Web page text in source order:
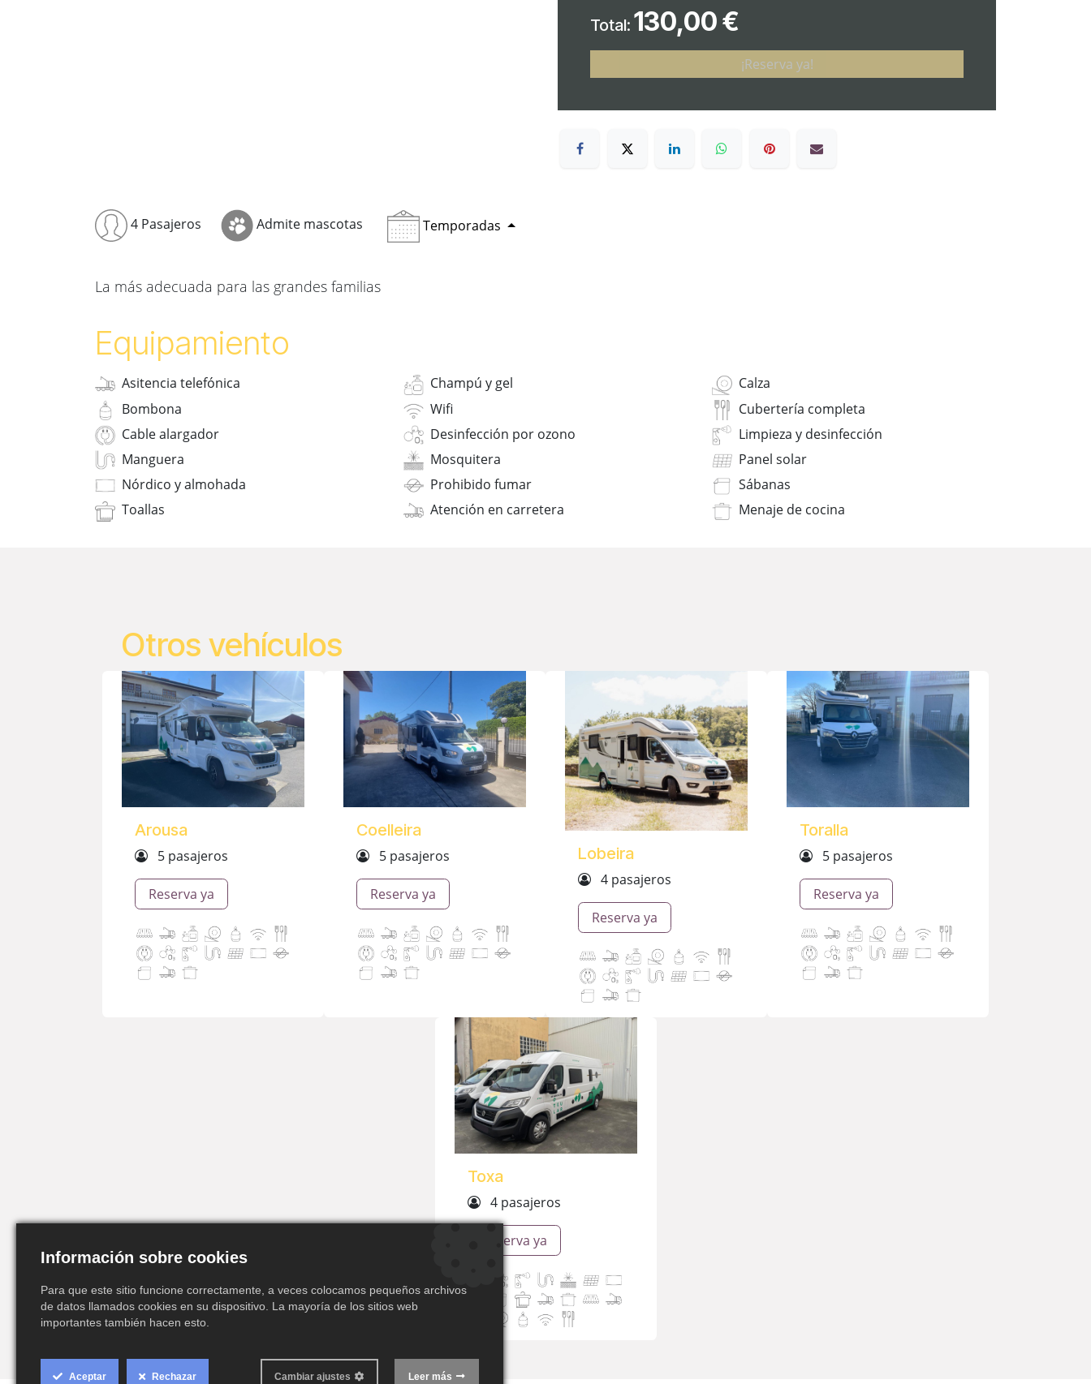
Total: 130,00€
¡Reserva ya!
4 Pasajeros Admite mascotas Temporadas
La más adecuada para las grandes familias
Equipamiento
Asitencia telefónica Champú y gel
Calza
Bombona
Wifi
Cubertería completa
Cable alargador
Desinfección por ozono
Limpieza y desinfección
Manguera
Mosquitera
Panel solar
Nórdico y almohada
Prohibido fumar
Sábanas
Toallas
Atención en carretera Menaje de cocina
Otros vehículos
Arousa
5 pasajeros
Reserva ya
Coelleira
5 pasajeros
Reserva ya
Lobeira
4 pasajeros
Reserva ya
Toralla
5 pasajeros
Reserva ya
Toxa
4 pasajeros
Reserva ya
Cookie
Información sobre cookies
Para que este sitio funcione correctamente, a veces colocamos pequeños archivos
de datos llamados cookies en su dispositivo. La mayoría de los sitios web
importantes también hacen esto.
Aceptar Rechazar Leer más
Cambiar ajustes